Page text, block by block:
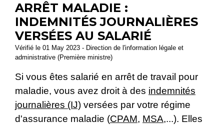
ARRÊT MALADIE :
INDEMNITÉS JOURNALIÈRES
VERSÉES AU SALARIÉ
Vérifié le 01 May 2023 - Direction de l'information légale et
administrative (Première ministre)
Si vous êtes salarié en arrêt de travail pour
maladie, vous avez droit à des indemnités
journalières (IJ) versées par votre régime
d'assurance maladie (CPAM, MSA,...). Elles